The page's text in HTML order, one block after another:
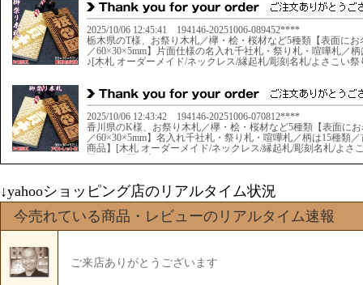
↓yahooショッピング店のリアルタイム状況